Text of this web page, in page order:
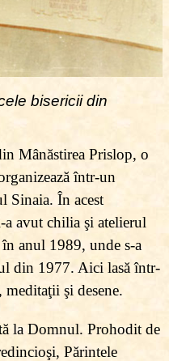
bisericii din
Mânăstirea Prislop, o
într-un
Sinaia. În acest
a avut chilia şi atelierul
anul 1989, unde s-a
din 1977. Aici lasă într-
meditaţii şi desene.
la Domnul. Prohodit de
Părintele